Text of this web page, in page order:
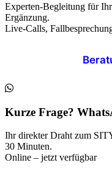
Experten-Begleitung für
Ergänzung.
Live-Calls,
Kurze Frage?
Ihr direkter Draht zum
30 Minuten.
Online – jetzt verfügbar